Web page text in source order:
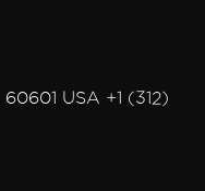
USA +1 (312)